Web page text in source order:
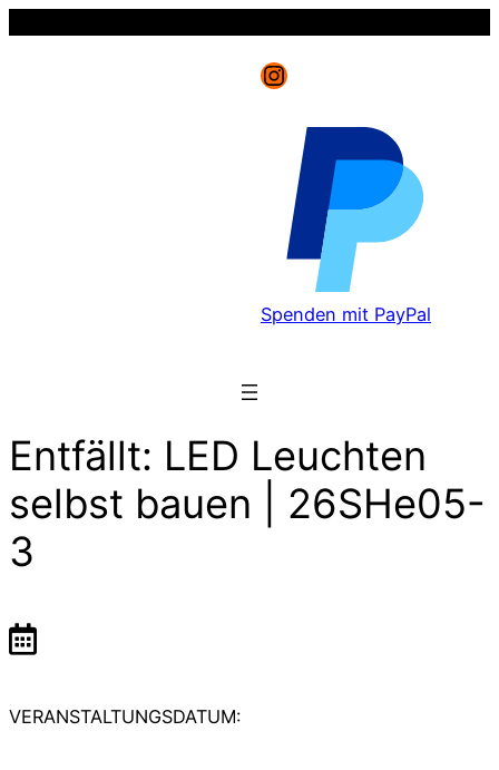
Instagram
Spenden mit PayPal
Entfällt: LED Leuchten
selbst bauen | 26SHe05-
3
VERANSTALTUNGSDATUM: